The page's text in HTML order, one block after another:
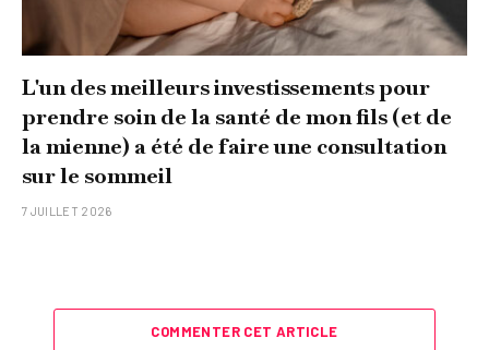
L'un des meilleurs investissements pour
prendre soin de la santé de mon fils (et de
la mienne) a été de faire une consultation
sur le sommeil
7 JUILLET 2026
COMMENTER CET ARTICLE